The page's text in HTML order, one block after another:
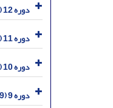
دوره 12 (1402)
دوره 11 (1401)
دوره 10 (1400)
دوره 9 (1399)